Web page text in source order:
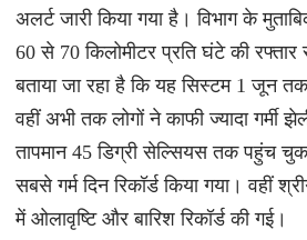
अलर्ट जारी किया गया है। विभाग के
60 से 70 किलोमीटर प्रति घंटे की
बताया जा रहा है कि यह सिस्टम 1 जून
वहीं अभी तक लोगों ने काफी ज्यादा गर्मी
तापमान 45 डिग्री सेल्सियस तक पहुंच
सबसे गर्म दिन रिकॉर्ड किया गया। वहीं
में ओलावृष्टि और बारिश रिकॉर्ड की गई।